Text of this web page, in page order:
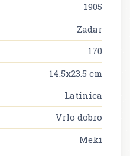
1905
Zadar
170
14.5x23.5 cm
Latinica
Vrlo dobro
Meki